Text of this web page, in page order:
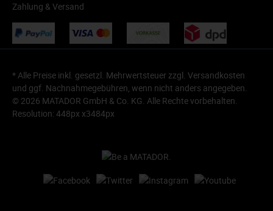
Zahlung & Versand
* Alle Preise inkl. gesetzl. Mehrwertsteuer zzgl. Versandkosten
und ggf. Nachnahmegebühren, wenn nicht anders angegeben.
© 2026 MATADOR GmbH & Co. KG. Alle Rechte vorbehalten.
Resolution: 448px x3484px